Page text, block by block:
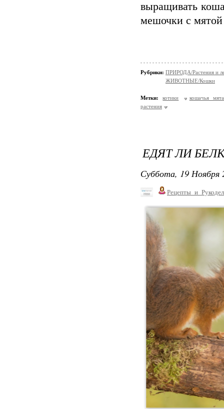
выращивать
мешочки с мятой
Рубрики: ПРИРОДА/Растения и
ЖИВОТНЫЕ/Кошки
Метки: котики
кошачья мята
растения
ЕДЯТ ЛИ
Суббота, 19 Ноября